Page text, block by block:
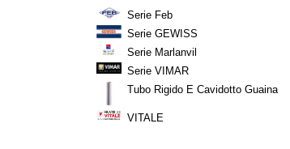
Serie Feb
Serie GEWISS
Serie Marlanvil
Serie VIMAR
Tubo Rigido E Cavidotto Guaina
VITALE